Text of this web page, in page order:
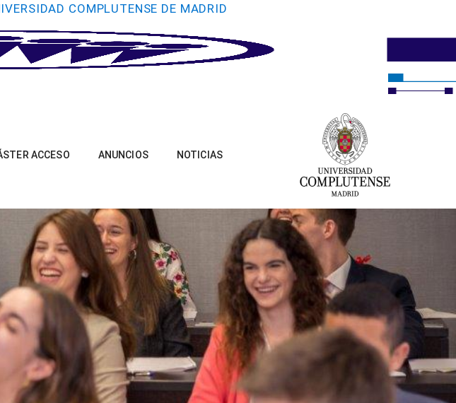
COMPLUTENSE DE MADRID
ACCESO ANUNCIOS NOTICIAS